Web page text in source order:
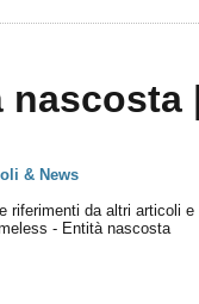
nascosta
& News
riferimenti da altri articoli e
- Entità nascosta